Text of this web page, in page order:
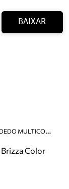
BAIXAR
C
HINELO DE DEDO MULTICOLORIDO SQUARE TIRAS BRIZZA COLOR
Color